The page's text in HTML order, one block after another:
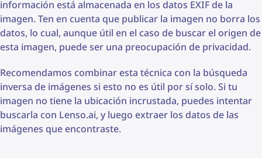
información está almacenada en los datos EXIF de la
imagen. Ten en cuenta que publicar la imagen no borra los
datos, lo cual, aunque útil en el caso de buscar el origen de
esta imagen, puede ser una preocupación de privacidad.
Recomendamos combinar esta técnica con la búsqueda
inversa de imágenes si esto no es útil por sí solo. Si tu
imagen no tiene la ubicación incrustada, puedes intentar
buscarla con Lenso.ai, y luego extraer los datos de las
imágenes que encontraste.